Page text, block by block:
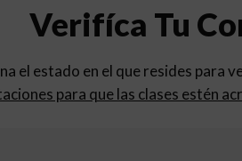
Verifíca Tu
el estado en el que resides para
para que las clases estén